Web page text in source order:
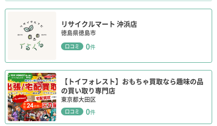
気を付けてください
11年 ago
マーチ
なんでもあります！
ワクワクしますね！
値段も安いのでまた寄ります。
11年 ago
リサイクルマート 沖浜店
徳島県徳島市
口コミ 0件
【トイフォレスト】おもちゃ買取なら趣味の品
の買い取り専門店
東京都大田区
口コミ 0件